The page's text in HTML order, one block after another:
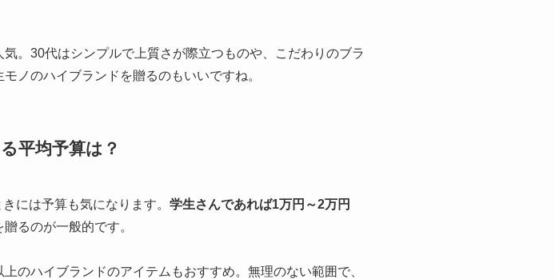
。30代はシンプルで上質さが際立つものや、こだわりのブラ
ノのハイブランドを贈るのもいいですね。
平均予算は？
には予算も気になります。 学生さんであれば1万円～2万円
るのが一般的です。
のハイブランドのアイテムもおすすめ。無理のない範囲で、